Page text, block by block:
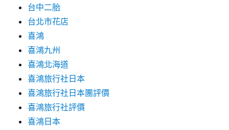
台中二胎
台北市花店
喜鴻
喜鴻九州
喜鴻北海道
喜鴻旅行社日本
喜鴻旅行社日本團評價
喜鴻旅行社評價
喜鴻日本